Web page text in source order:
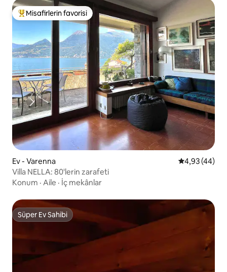
Misafirlerin favorilerinden en beğenilenler arasında
Misafirlerin favorisi
Ev - Varenna 5 üzerinden
4,93 (44)
Villa NELLA: 80'lerin zarafeti
Konum · Aile · İç mekânlar
Süper Ev Sahibi
Süper Ev Sahibi